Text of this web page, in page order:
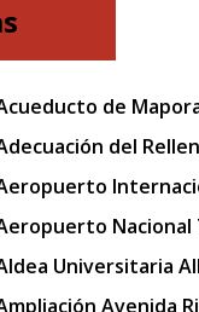
de
del
Nacional
Universitaria
Avenida